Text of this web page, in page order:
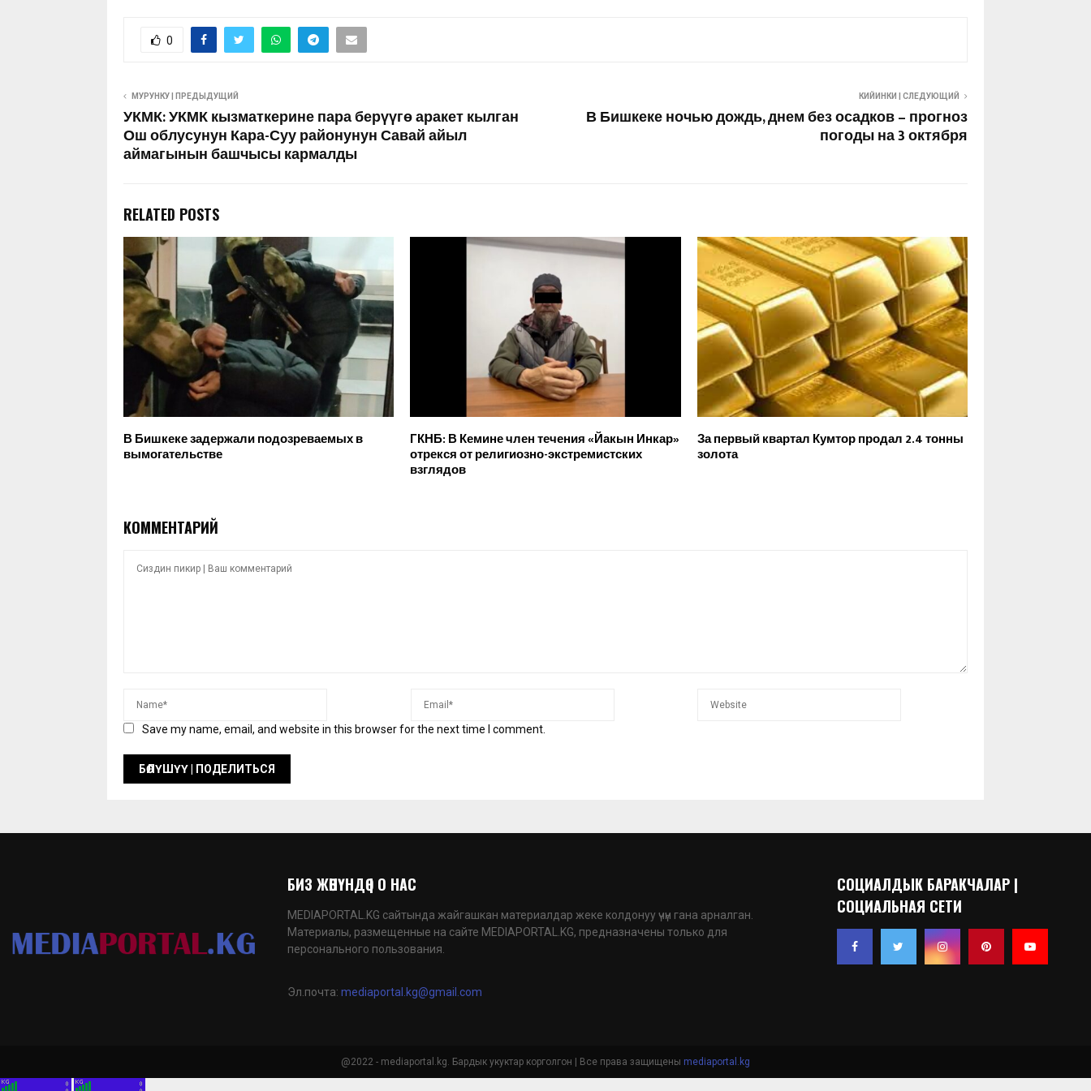
0
МУРУНКУ | ПРЕДЫДУЩИЙ
УКМК: УКМК кызматкерине пара берүүгө аракет кылган
Ош облусунун Кара-Суу районунун Савай айыл
аймагынын башчысы кармалды
КИЙИНКИ | СЛЕДУЮЩИЙ
В Бишкеке ночью дождь, днем без осадков – прогноз
погоды на 3 октября
RELATED POSTS
В Бишкеке задержали подозреваемых в
вымогательстве
ГКНБ: В Кемине член течения «Йакын Инкар»
отрекся от религиозно-экстремистских
взглядов
За первый квартал Кумтор продал 2.4 тонны
золота
КОММЕНТАРИЙ
Save my name, email, and website in this browser for the next time I comment.
БИЗ ЖӨНҮНДӨ | О НАС
MEDIAPORTAL.KG сайтында жайгашкан материалдар жеке колдонуу үчүн гана арналган.
Материалы, размещенные на сайте MEDIAPORTAL.KG, предназначены только для
персонального пользования.
Эл.почта: mediaportal.kg@gmail.com
СОЦИАЛДЫК БАРАКЧАЛАР |
СОЦИАЛЬНАЯ СЕТИ
@2022 - mediaportal.kg. Бардык укуктар корголгон | Все права защищены mediaportal.kg